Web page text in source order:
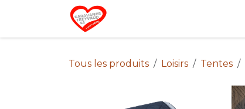
Se rendre au contenu
Tous les produits Loisirs Tentes